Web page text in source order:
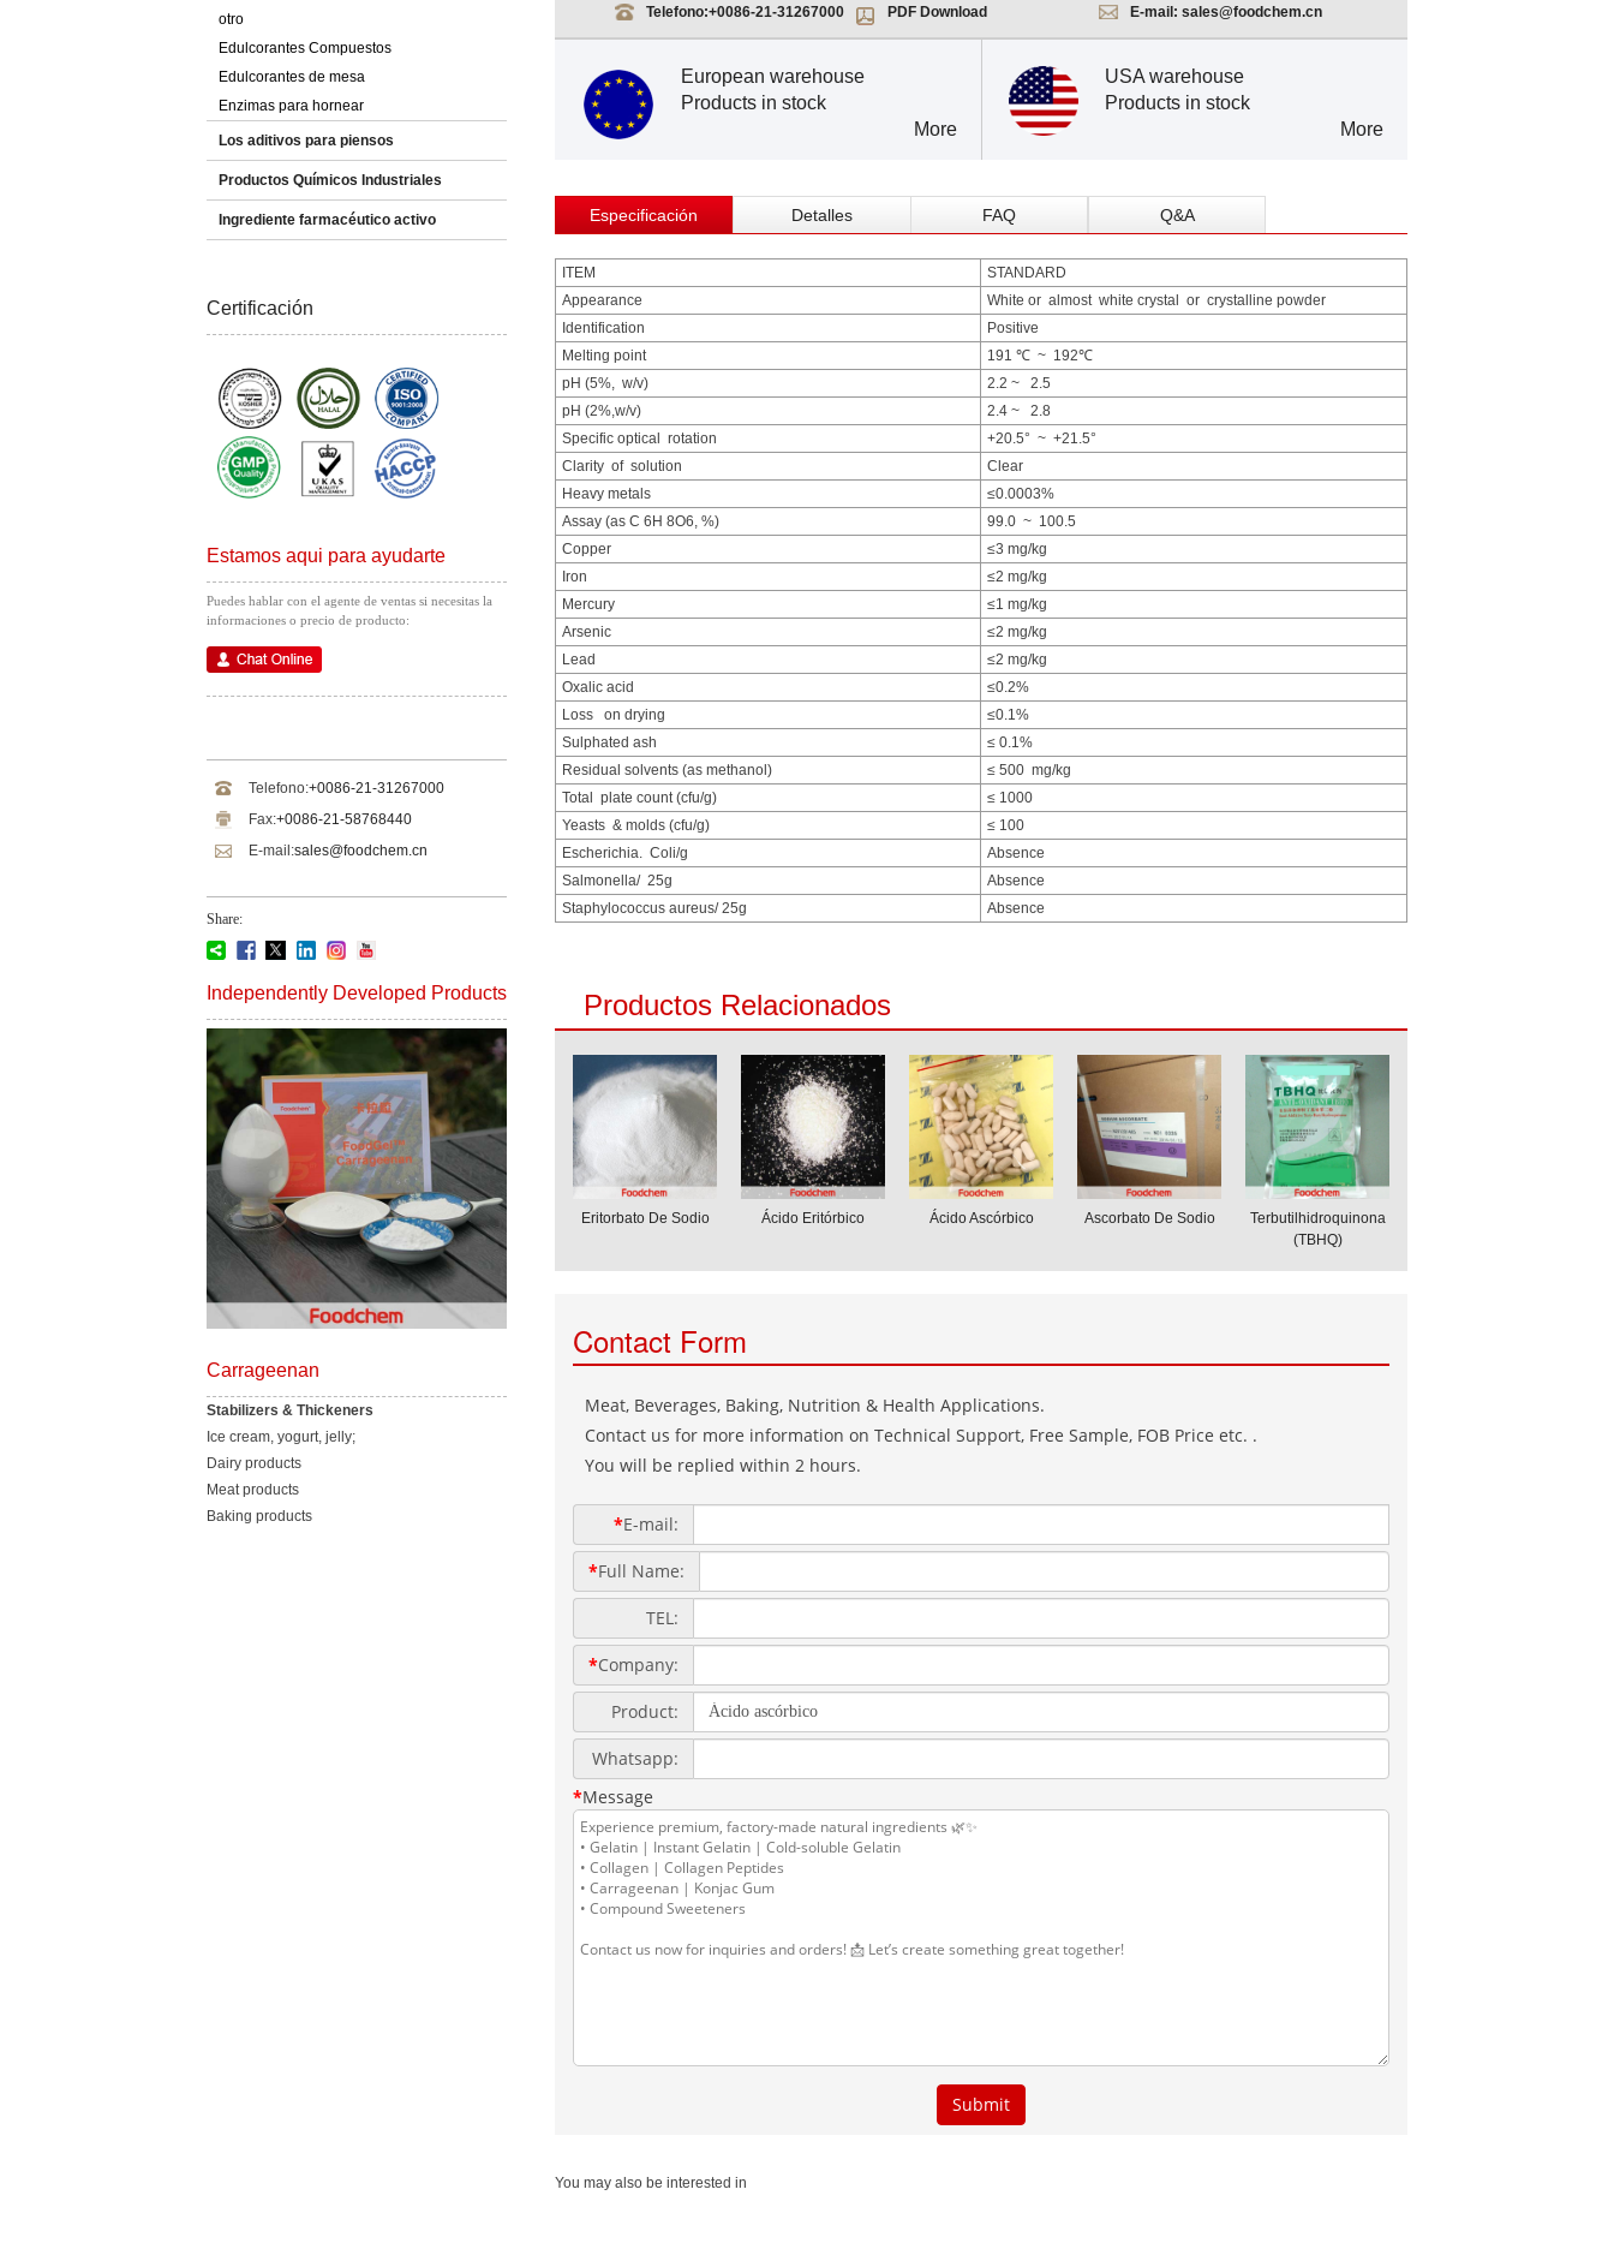
otro
Edulcorantes Compuestos
Edulcorantes de mesa
Enzimas para hornear
Los aditivos para piensos
Productos Químicos Industriales
Ingrediente farmacéutico activo
Certificación
Estamos aqui para ayudarte
Puedes hablar con el agente de ventas si necesitas la
informaciones o precio de producto:
Telefono:+0086-21-31267000
Fax:+0086-21-58768440
E-mail:sales@foodchem.cn
Share:
Independently Developed Products
Carrageenan
Stabilizers & Thickeners
Ice cream, yogurt, jelly;
Dairy products
Meat products
Baking products
Telefono:+0086-21-31267000 PDF Download E-mail: sales@foodchem.cn
European warehouse
Products in stock
More
USA warehouse
Products in stock
More
Especificación Detalles FAQ Q&A
ITEM
STANDARD
Appearance
White or almost white crystal or crystalline powder
Identification
Positive
Melting point
191 ℃ ~ 192℃
pH (5%, w/v)
2.2 ~ 2.5
pH (2%,w/v)
2.4 ~ 2.8
Specific optical rotation
+20.5° ~ +21.5°
Clarity of solution
Clear
Heavy metals
≤0.0003%
Assay (as C 6H 8O6, %)
99.0 ~ 100.5
Copper
≤3 mg/kg
Iron
≤2 mg/kg
Mercury
≤1 mg/kg
Arsenic
≤2 mg/kg
Lead
≤2 mg/kg
Oxalic acid
≤0.2%
Loss on drying
≤0.1%
Sulphated ash
≤ 0.1%
Residual solvents (as methanol)
≤ 500 mg/kg
Total plate count (cfu/g)
≤ 1000
Yeasts & molds (cfu/g)
≤ 100
Escherichia. Coli/g
Absence
Salmonella/ 25g
Absence
Staphylococcus aureus/ 25g
Absence
Productos Relacionados
Eritorbato De Sodio Ácido Eritórbico Ácido Ascórbico Ascorbato De Sodio
Terbutilhidroquinona
(TBHQ)
You may also be interested in